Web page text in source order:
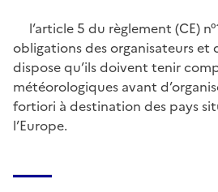
l’article 5 du règlement (CE)
obligations des organisateurs et
dispose qu’ils doivent tenir
météorologiques avant
fortiori à destination des pays
l’Europe.